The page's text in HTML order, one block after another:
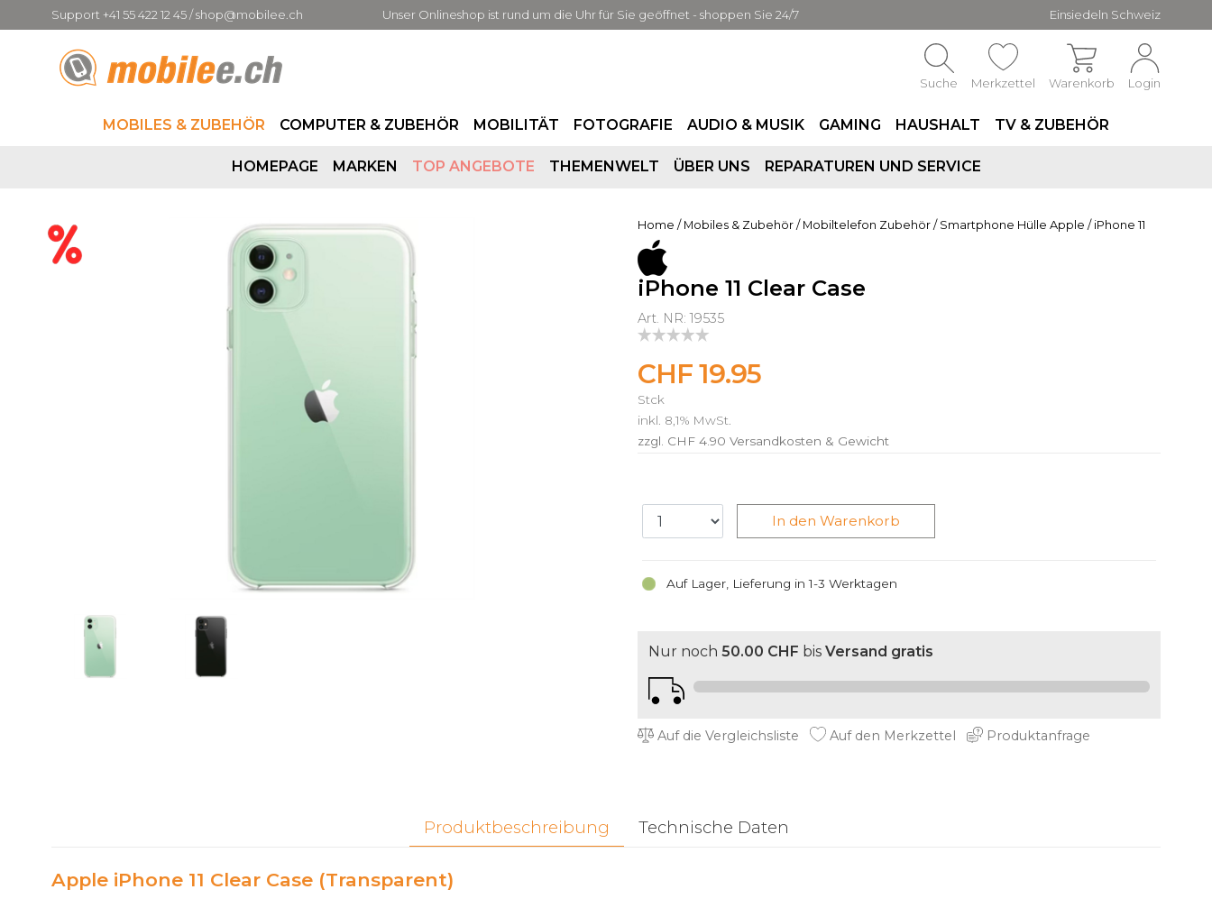
Support +41 55 422 12 45 / shop@mobilee.ch Unser Onlineshop ist rund um die Uhr für Sie geöffnet - shoppen Sie 24/7 Einsiedeln Schweiz
Suche Merkzettel Warenkorb Login
MOBILES & ZUBEHÖR COMPUTER & ZUBEHÖR MOBILITÄT FOTOGRAFIE AUDIO & MUSIK GAMING HAUSHALT TV & ZUBEHÖR
HOMEPAGE MARKEN TOP ANGEBOTE THEMENWELT ÜBER UNS REPARATUREN UND SERVICE
Home / Mobiles & Zubehör / Mobiltelefon Zubehör / Smartphone Hülle Apple / iPhone 11
iPhone 11 Clear Case
Art. NR: 19535
CHF 19.95
Stck
inkl. 8,1% MwSt.
zzgl. CHF 4.90 Versandkosten & Gewicht
Auf Lager, Lieferung in 1-3 Werktagen
In den Warenkorb
Nur noch 50.00 CHF bis Versand gratis
Auf die Vergleichsliste Auf den Merkzettel Produktanfrage
Produktbeschreibung Technische Daten
Apple iPhone 11 Clear Case (Transparent)